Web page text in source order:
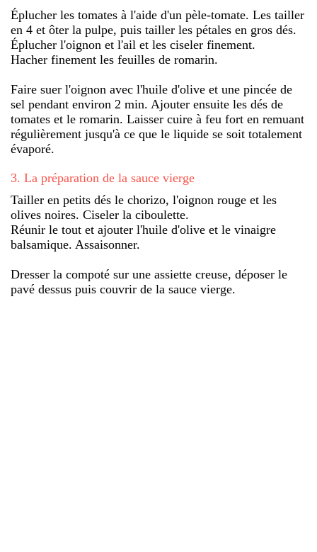
Éplucher les tomates à l'aide d'un pèle-tomate. Les tailler
en 4 et ôter la pulpe, puis tailler les pétales en gros dés.
Éplucher l'oignon et l'ail et les ciseler finement.
Hacher finement les feuilles de romarin.
Faire suer l'oignon avec l'huile d'olive et une pincée de
sel pendant environ 2 min. Ajouter ensuite les dés de
tomates et le romarin. Laisser cuire à feu fort en remuant
régulièrement jusqu'à ce que le liquide se soit totalement
évaporé.
3. La préparation de la sauce vierge
Tailler en petits dés le chorizo, l'oignon rouge et les
olives noires. Ciseler la ciboulette.
Réunir le tout et ajouter l'huile d'olive et le vinaigre
balsamique. Assaisonner.
Dresser la compoté sur une assiette creuse, déposer le
pavé dessus puis couvrir de la sauce vierge.